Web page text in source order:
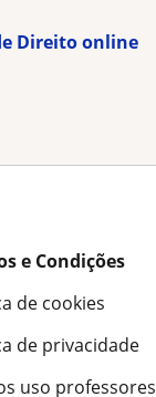
Direito online
e Condições
de cookies
de privacidade
uso professores